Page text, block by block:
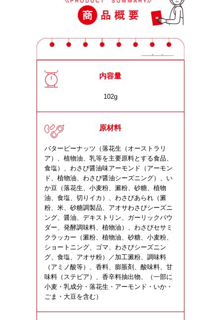
内容量
102g
原材料
バターピーナッツ（落花生（オーストラリ
ア）、植物油、乳等を主要原料とする食品、
食塩）、わさび醤油味アーモンド（アーモン
ド、植物油、わさび醤油シーズニング）、い
か豆（落花生、小麦粉、澱粉、砂糖、植物
油、食塩、切りイカ）、わさびあられ（澱
粉、米、砂糖調製品、アオサわさびシーズニ
ング、醤油、デキストリン、ガーリックパウ
ダー、発酵調味料、植物油）、わさびセサミ
クラッカー（澱粉、植物油、砂糖、小麦粉、
ショートニング、ゴマ、わさびシーズニン
グ、食塩、アオサ粉）／加工澱粉、調味料
（アミノ酸等）、香料、膨脹剤、酸味料、甘
味料（ステビア）、香辛料抽出物、（一部に
小麦・乳成分・落花生・アーモンド・いか・
ごま・大豆を含む）